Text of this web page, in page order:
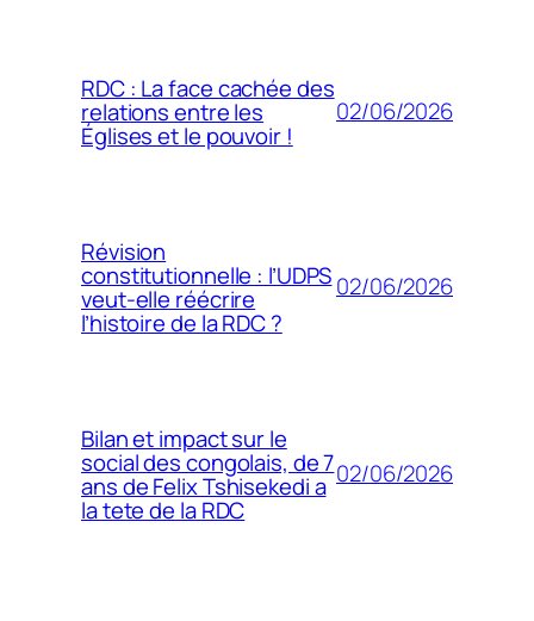
RDC : La face cachée des
relations entre les
Églises et le pouvoir !
02/06/2026
Révision
constitutionnelle : l’UDPS
veut-elle réécrire
l’histoire de la RDC ?
02/06/2026
Bilan et impact sur le
social des congolais, de 7
ans de Felix Tshisekedi a
la tete de la RDC
02/06/2026